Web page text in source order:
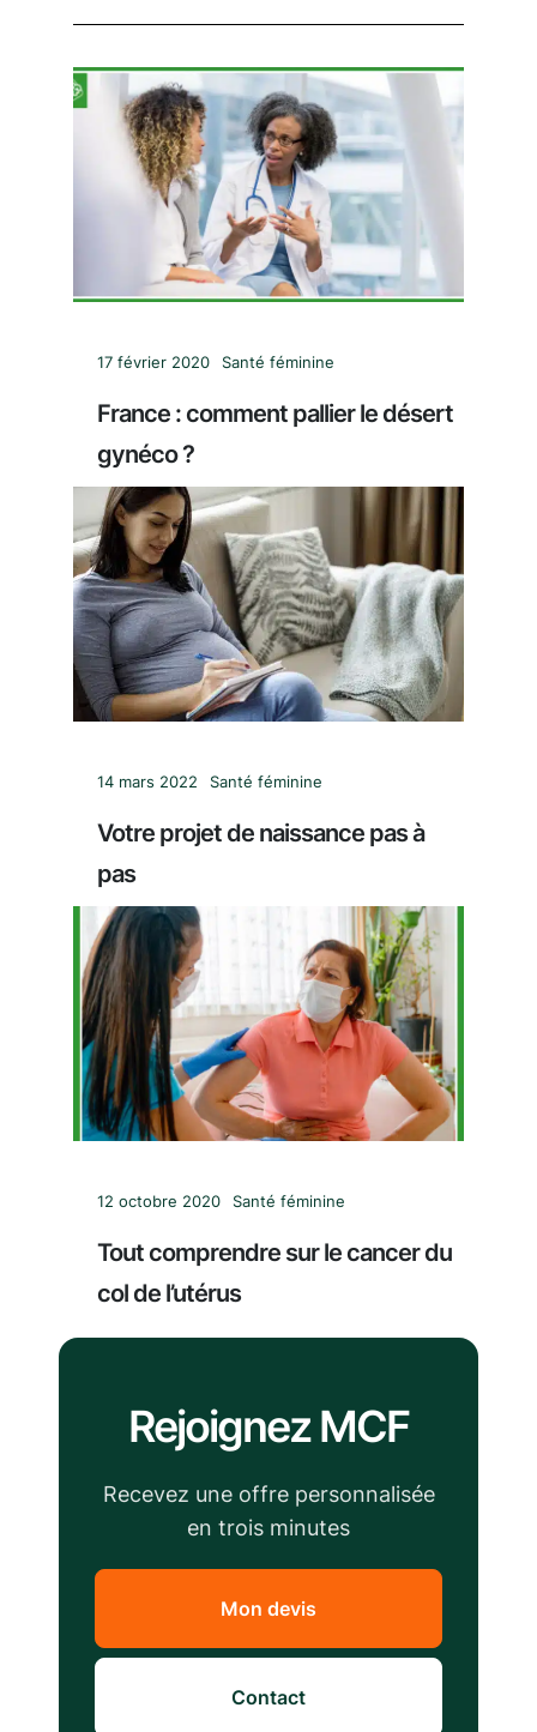
17 février 2020 Santé féminine
France : comment pallier le désert
gynéco ?
14 mars 2022 Santé féminine
Votre projet de naissance pas à
pas
12 octobre 2020 Santé féminine
Tout comprendre sur le cancer du
col de l’utérus
Rejoignez MCF
Recevez une offre personnalisée
en trois minutes
Mon devis
Contact